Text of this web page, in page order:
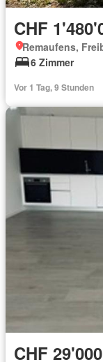
CHF
Remaufens,
6 Zimmer
Vor 1 Tag, 9 Stunden
CHF